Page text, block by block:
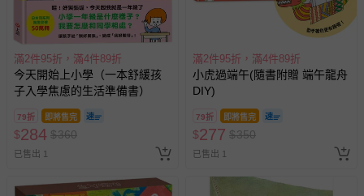
滿2件95折，滿4件89折
今天開始上小學（一本舒緩孩
子入學焦慮的生活準備書）
79折 即將售完
$284 $360
已售出 1
滿2件95折，滿4件89折
小虎過端午(隨書附贈 端午龍舟
DIY)
79折 即將售完
$277 $350
已售出 1